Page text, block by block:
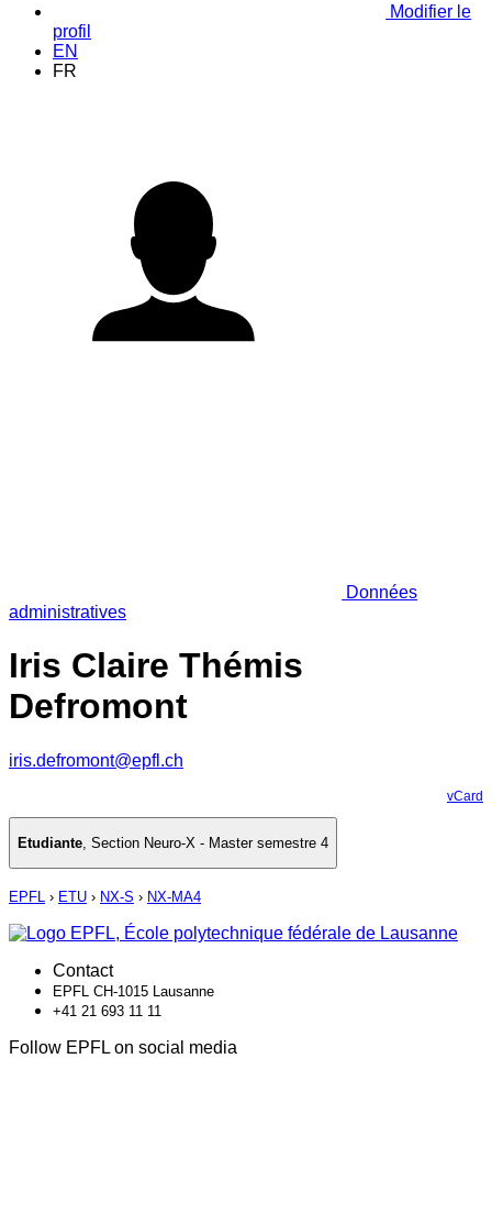
Modifier le
profil
EN
FR
Données
administratives
Iris Claire Thémis
Defromont
iris.defromont@epfl.ch
vCard
Etudiante, Section Neuro-X - Master semestre 4
EPFL › ETU › NX-S › NX-MA4
Contact
EPFL CH-1015 Lausanne
+41 21 693 11 11
Follow EPFL on social media